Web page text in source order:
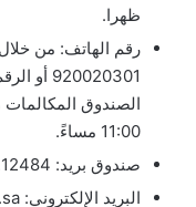
ظهرا.
رقم الهاتف: من
11:00 مساءً.
صندوق بريد: 12484. الرمز البريدي: 11157.